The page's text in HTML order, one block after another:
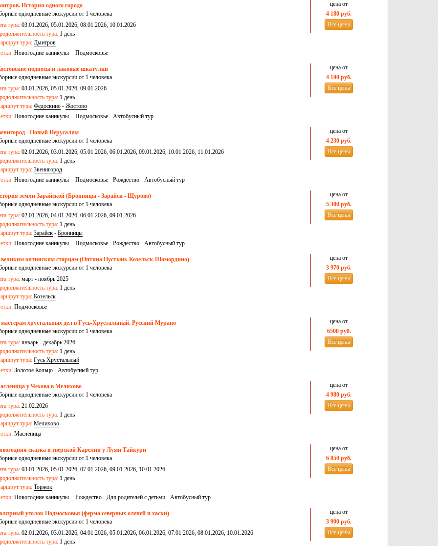
История одного города
однодневные экскурсии от 1 человека
тура: 03.01.2026, 05.01.2026, 08.01.2026, 10.01.2026
тура: 1 день
тура: Дмитров
Новогодние каникулы Подмосковье
цена от
4 180 руб.
Все цены
подносы и лаковые шкатулки
однодневные экскурсии от 1 человека
тура: 03.01.2026, 05.01.2026, 09.01.2026
тура: 1 день
тура: Федоскино - Жостово
Новогодние каникулы Подмосковье Автобусный тур
цена от
4 190 руб.
Все цены
- Новый Иерусалим
однодневные экскурсии от 1 человека
тура: 02.01.2026, 03.01.2026, 05.01.2026, 06.01.2026, 09.01.2026, 10.01.2026, 11.01.2026
тура: 1 день
тура: Звенигород
Новогодние каникулы Подмосковье Рождество Автобусный тур
цена от
4 230 руб.
Все цены
земли Зарайской (Бронницы - Зарайск - Щурово)
однодневные экскурсии от 1 человека
тура: 02.01.2026, 04.01.2026, 06.01.2026, 09.01.2026
тура: 1 день
тура: Зарайск - Бронницы
Новогодние каникулы Подмосковье Рождество Автобусный тур
цена от
5 300 руб.
Все цены
оптинским старцам (Оптина Пустынь-Козельск-Шамордино)
однодневные экскурсии от 1 человека
тура: март - ноябрь 2025
тура: 1 день
тура: Козельск
Подмосковье
цена от
3 970 руб.
Все цены
хрустальных дел в Гусь-Хрустальный. Русский Мурано
однодневные экскурсии от 1 человека
тура: январь - декабрь 2026
тура: 1 день
тура: Гусь Хрустальный
Золотое Кольцо Автобусный тур
цена от
6500 руб.
Все цены
у Чехова в Мелихово
однодневные экскурсии от 1 человека
тура: 21.02.2026
тура: 1 день
тура: Мелихово
Масленица
цена от
4 980 руб.
Все цены
сказка в тверской Карелии у Луми Тайкури
однодневные экскурсии от 1 человека
тура: 03.01.2026, 05.01.2026, 07.01.2026, 09.01.2026, 10.01.2026
тура: 1 день
тура: Торжок
Новогодние каникулы Рождество Для родителей с детьми Автобусный тур
цена от
6 850 руб.
Все цены
уголок Подмосковья (ферма северных оленей и хаски)
однодневные экскурсии от 1 человека
тура: 02.01.2026, 03.01.2026, 04.01.2026, 05.01.2026, 06.01.2026, 07.01.2026, 08.01.2026, 10.01.2026
тура: 1 день
цена от
3 900 руб.
Все цены